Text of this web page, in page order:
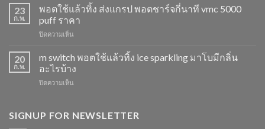
ไม่
ให้
หัว
โบ
พีช
กลิ่น
ตมา
M
Switch
15K
หัว
โบ
องุ่น
ขาย
แล้ว
23
ก.พ.
พอตใช้แล้วทิ้ง ส่งแกรป พอตชาร์จกี่นาที vmc 5000
puff ราคา
ปิดความเห็น
แล้ว
ทิ้ง
ส่ง
ชาร์จ
20
ก.พ.
m switch พอตใช้แล้วทิ้ง ice sparkling มาโบมีกลิ่น
อะไรบ้าง
ปิดความเห็น
พอต
SIGNUP FOR NEWSLETTER